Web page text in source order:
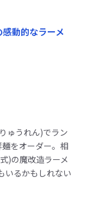
動的なラーメ
ゅうれん)でラン
をオーダー。相
)の魔改造ラーメ
いるかもしれない